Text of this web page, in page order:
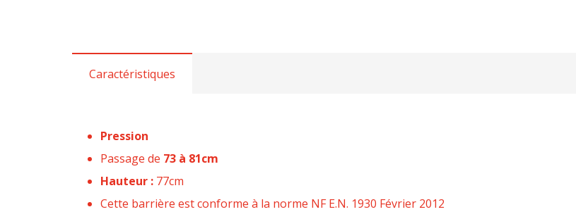
Caractéristiques
Pression
Passage de 73 à 81cm
Hauteur : 77cm
Cette barrière est conforme à la norme NF E.N. 1930 Février 2012